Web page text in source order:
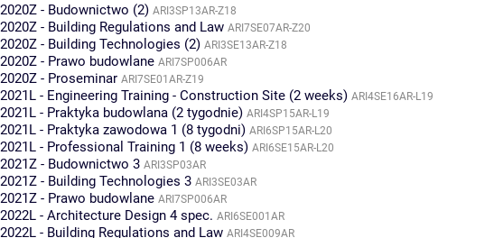
2020Z - Budownictwo (2) ARI3SP13AR-Z18
2020Z - Building Regulations and Law ARI7SE07AR-Z20
2020Z - Building Technologies (2) ARI3SE13AR-Z18
2020Z - Prawo budowlane ARI7SP006AR
2020Z - Proseminar ARI7SE01AR-Z19
2021L - Engineering Training - Construction Site (2 weeks) ARI4SE16AR-L19
2021L - Praktyka budowlana (2 tygodnie) ARI4SP15AR-L19
2021L - Praktyka zawodowa 1 (8 tygodni) ARI6SP15AR-L20
2021L - Professional Training 1 (8 weeks) ARI6SE15AR-L20
2021Z - Budownictwo 3 ARI3SP03AR
2021Z - Building Technologies 3 ARI3SE03AR
2021Z - Prawo budowlane ARI7SP006AR
2022L - Architecture Design 4 spec. ARI6SE001AR
2022L - Building Regulations and Law ARI4SE009AR